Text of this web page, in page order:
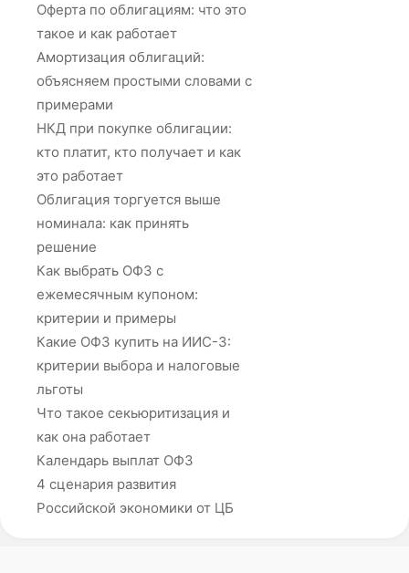
Оферта по облигациям: что это
такое и как работает
Амортизация облигаций:
объясняем простыми словами с
примерами
НКД при покупке облигации:
кто платит, кто получает и как
это работает
Облигация торгуется выше
номинала: как принять
решение
Как выбрать ОФЗ с
ежемесячным купоном:
критерии и примеры
Какие ОФЗ купить на ИИС-3:
критерии выбора и налоговые
льготы
Что такое секьюритизация и
как она работает
Календарь выплат ОФЗ
4 сценария развития
Российской экономики от ЦБ